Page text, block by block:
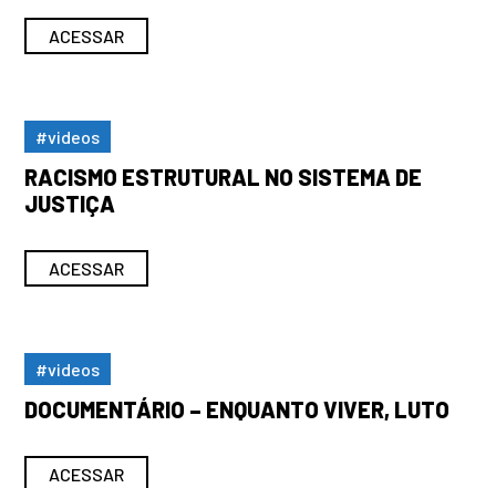
ACESSAR
#videos
RACISMO ESTRUTURAL NO SISTEMA DE
JUSTIÇA
ACESSAR
#videos
DOCUMENTÁRIO – ENQUANTO VIVER, LUTO
ACESSAR